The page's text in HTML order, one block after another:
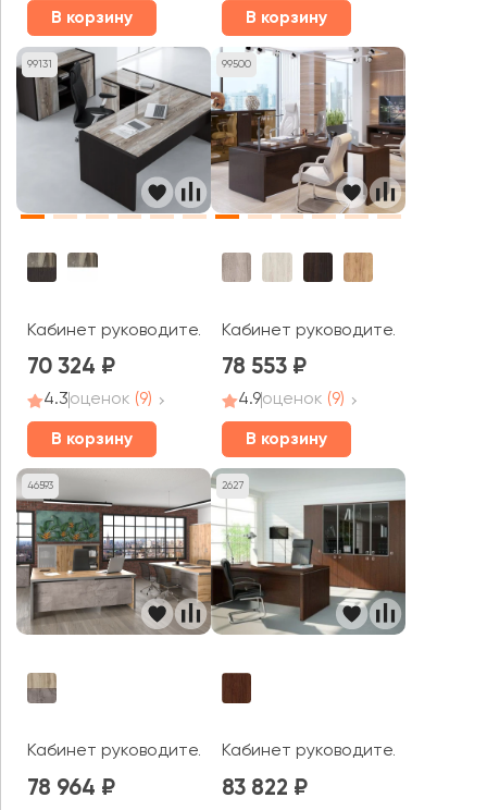
В корзину В корзину
99131
Кабинет руководителя Моррис / Morris
70 324
4.3оценок (9)
В корзину
99500
Кабинет руководителя Torr Зет
78 553
4.9оценок (9)
В корзину
46593
Кабинет руководителя Турин
78 964
2627
Кабинет руководителя Cosmo
83 822